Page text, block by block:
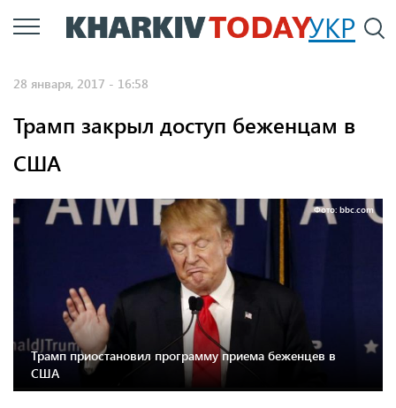
Перейти
к
УКР
28 января, 2017 - 16:58
Трамп закрыл доступ беженцам в
США
Фото: bbc.com
Трамп приостановил программу приема беженцев в
США